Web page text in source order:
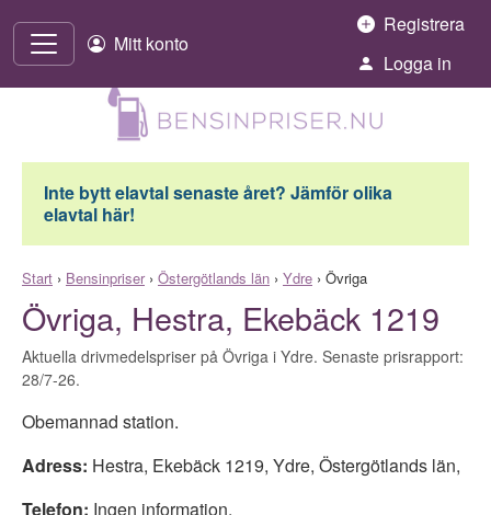
Mitt konto
Registrera
Logga in
Inte bytt elavtal senaste året? Jämför olika
elavtal här!
Start › Bensinpriser› Östergötlands län › Ydre › Övriga
Övriga, Hestra, Ekebäck 1219
Aktuella drivmedelspriser på Övriga i Ydre. Senaste prisrapport:
28/7-26.
Obemannad station.
Adress: Hestra, Ekebäck 1219, Ydre, Östergötlands län,
Telefon: Ingen information.